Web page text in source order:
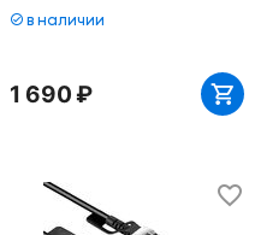
в наличии
1 690₽